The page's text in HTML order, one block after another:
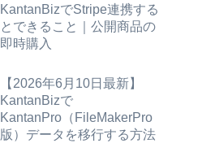
KantanBizでStripe連携する
とできること｜公開商品の
即時購入
【2026年6月10日最新】
KantanBizで
KantanPro（FileMakerPro
版）データを移行する方法